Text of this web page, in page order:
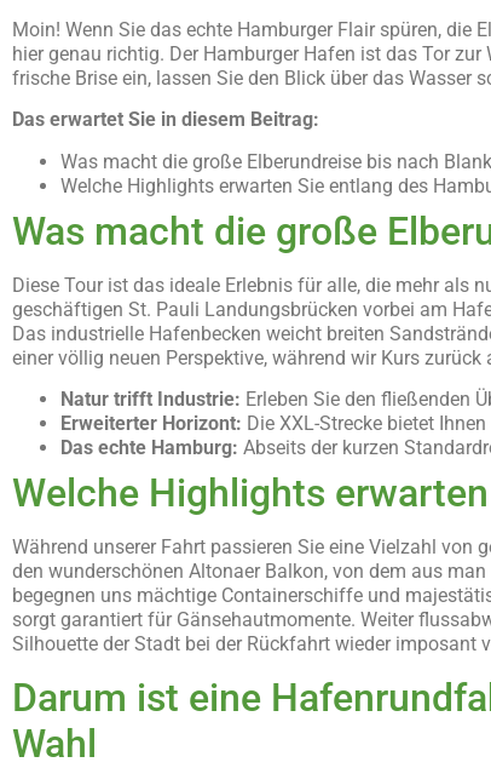
Moin! Wenn Sie das echte Hamburger Flair spüren, die
hier genau richtig. Der Hamburger Hafen ist das Tor
frische Brise ein, lassen Sie den Blick über das Wasser
Das erwartet Sie in diesem Beitrag:
Was macht die große Elberundreise bis nach
Welche Highlights erwarten Sie entlang des
Was macht die große
Diese Tour ist das ideale Erlebnis für alle, die mehr als
geschäftigen St. Pauli Landungsbrücken vorbei am
Das industrielle Hafenbecken weicht breiten
einer völlig neuen Perspektive, während wir Kurs
Natur trifft Industrie: Erleben Sie den fließenden
Erweiterter Horizont: Die XXL-Strecke bietet
Das echte Hamburg: Abseits der kurzen
Welche Highlights
Während unserer Fahrt passieren Sie eine Vielzahl
den wunderschönen Altonaer Balkon, von dem aus
begegnen uns mächtige Containerschiffe und
sorgt garantiert für Gänsehautmomente. Weiter
Silhouette der Stadt bei der Rückfahrt wieder imposant
Darum ist eine
Wahl